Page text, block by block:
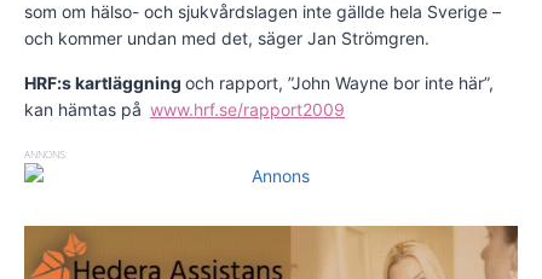
som om hälso- och sjukvårdslagen inte gällde hela Sverige –
och kommer undan med det, säger Jan Strömgren.
HRF:s kartläggning och rapport, ”John Wayne bor inte här”,
kan hämtas på www.hrf.se/rapport2009
ANNONS